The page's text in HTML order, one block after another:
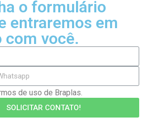
o formulário
entraremos em
com você.
de uso de Braplas.
SOLICITAR CONTATO!